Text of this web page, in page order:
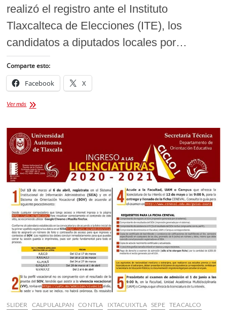
realizó el registro ante el Instituto
Tlaxcalteca de Elecciones (ITE), los
candidatos a diputados locales por…
Comparte esto:
Facebook X
Ver másREGISTRO
DE
CANDIDATOS
DIPUTADOS
POR
PRI
SLIDER CALPULALPAN CONTLA IXTACUIXTLA SEPE TEACALCO